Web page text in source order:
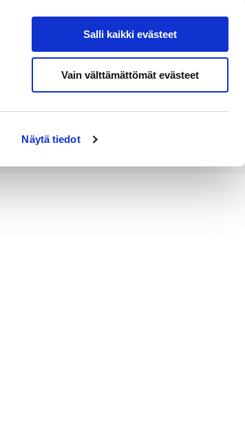
Näytä tiedot
Salli kaikki evästeet
Vain välttämättömät evästeet
Hae sivustolta